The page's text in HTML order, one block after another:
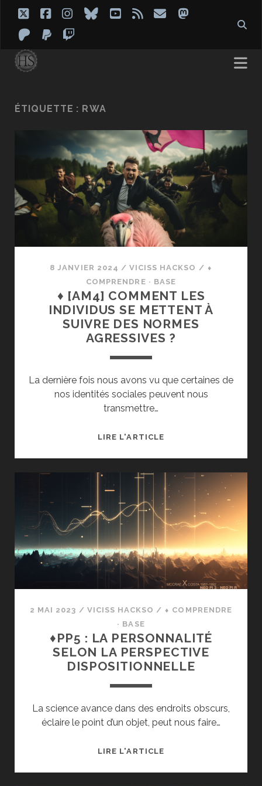
twitterfacebook
instagram
blueskyyoutube
rss emailmastodon
patreon
paypal
ÉTIQUETTE : RWA
8 JANVIER 2024 / VICISS HACKSO / ⬧
COMPRENDRE · BASE
♦ [AM4] COMMENT LES
INDIVIDUS SE METTENT À
SUIVRE DES NORMES
AGRESSIVES ?
La dernière fois nous avons vu que certaines de
nos identités sociales peuvent nous
transmettre…
LIRE L'ARTICLE♦
LES
INDIVIDUS
SE
METTENT
SUIVRE
DES
NORMES
AGRESSIVES ?
2 MAI 2023 / VICISS HACKSO / ⬧ COMPRENDRE
· BASE
♦PP5 : LA PERSONNALITÉ
SELON LA PERSPECTIVE
DISPOSITIONNELLE
La science avance dans des endroits obscurs,
éclaire le point d’un objet, peut nous faire…
LIRE L'ARTICLE♦PP5